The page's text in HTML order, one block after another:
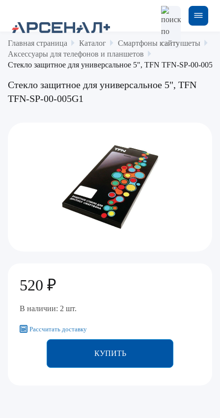
Главная страница Каталог
Смартфоны и планшеты
Аксессуары для телефонов и планшетов
Стекло защитное для универсальное 5", TFN TFN-SP-00-
Стекло защитное для универсальное 5", TFN
TFN-SP-00-005G1
520 ₽
В наличии: 2 шт.
Рассчитать доставку
КУПИТЬ